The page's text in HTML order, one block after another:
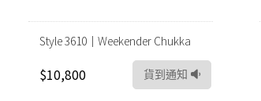
Style 3610｜Weekender Chukka
$10,800 貨到通知